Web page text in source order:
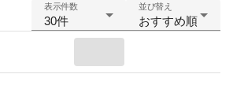
表示件数
30件
並び替え
おすすめ順